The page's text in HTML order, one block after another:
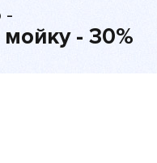
-
- 30%